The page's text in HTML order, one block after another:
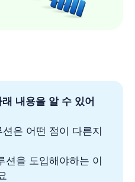
내용을 알 수 있어
은 어떤 점이 다른지
을 도입해야하는 이